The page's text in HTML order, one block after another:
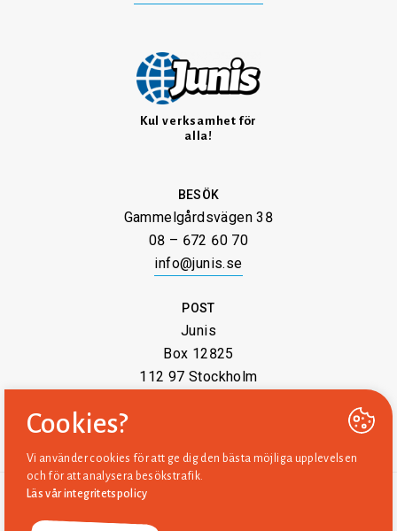
Kul verksamhet för
alla!
BESÖK
Gammelgårdsvägen 38
08 – 672 60 70
info@junis.se
POST
Junis
Box 12825
112 97 Stockholm
Cookies?
Vi använder cookies för att ge dig den bästa möjliga upplevelsen
och för att analysera besökstrafik.
Läs vår integritetspolicy